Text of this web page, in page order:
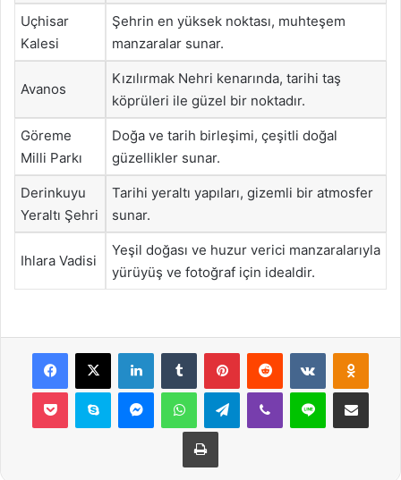
Uçhisar
Kalesi
Şehrin en yüksek noktası, muhteşem
manzaralar sunar.
Avanos
Kızılırmak Nehri kenarında, tarihi taş
köprüleri ile güzel bir noktadır.
Göreme
Milli Parkı
Doğa ve tarih birleşimi, çeşitli doğal
güzellikler sunar.
Derinkuyu
Yeraltı Şehri
Tarihi yeraltı yapıları, gizemli bir atmosfer
sunar.
Ihlara Vadisi
Yeşil doğası ve huzur verici manzaralarıyla
yürüyüş ve fotoğraf için idealdir.
Facebook
X LinkedInTumblr PinterestReddit VKontakte
Pocket Skype MessengerWhatsAppTelegramViber Line E-Posta ile
Yazdır